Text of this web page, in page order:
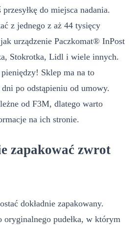
do miejsca nadania.
z jednego z aż 44 tysięcy
urządzenie Paczkomat® InPost
Stokrotka, Lidl i wiele innych.
Sklep ma na to
po odstąpieniu od umowy.
od F3M, dlatego warto
na ich stronie.
zapakować zwrot
dokładnie zapakowany.
pudełka, w którym